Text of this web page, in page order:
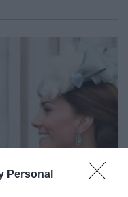
Personal